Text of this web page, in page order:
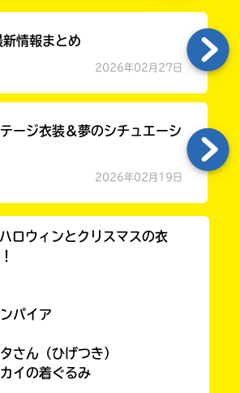
情報まとめ
2026年02月27日
テージ衣装＆夢のシチュエーシ
2026年02月19日
ロウィンとクリスマスの衣
パイア
ん（ひげつき）
イの着ぐるみ